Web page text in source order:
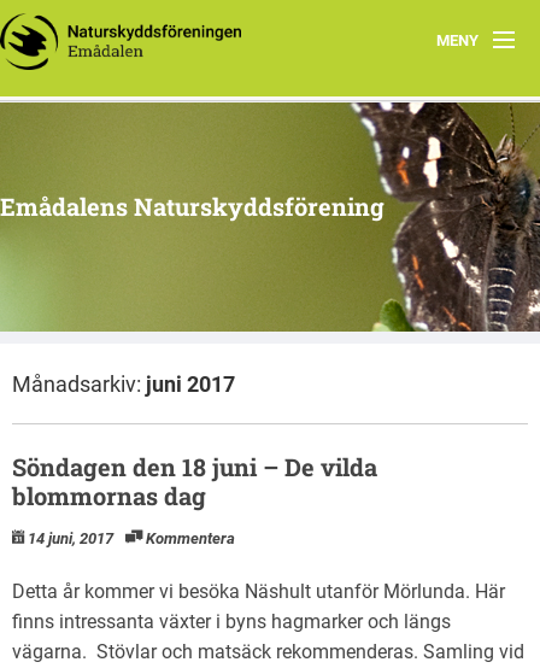
MENY
Hem
Program 2026
Ekhyddan
Styrelsen
Historik
Emådalens Naturskyddsförening
Månadsarkiv: juni 2017
Söndagen den 18 juni – De vilda
blommornas dag
14 juni, 2017 Kommentera
Detta år kommer vi besöka Näshult utanför Mörlunda. Här
finns intressanta växter i byns hagmarker och längs
vägarna. Stövlar och matsäck rekommenderas. Samling vid